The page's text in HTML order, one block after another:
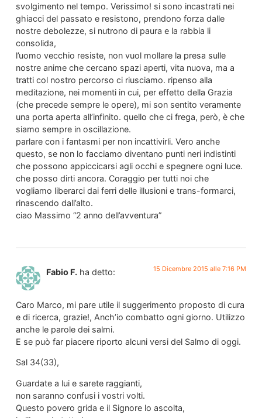
svolgimento nel tempo. Verissimo! si sono incastrati nei
ghiacci del passato e resistono, prendono forza dalle
nostre debolezze, si nutrono di paura e la rabbia li
consolida,
l’uomo vecchio resiste, non vuol mollare la presa sulle
nostre anime che cercano spazi aperti, vita nuova, ma a
tratti col nostro percorso ci riusciamo. ripenso alla
meditazione, nei momenti in cui, per effetto della Grazia
(che precede sempre le opere), mi son sentito veramente
una porta aperta all’infinito. quello che ci frega, però, è che
siamo sempre in oscillazione.
parlare con i fantasmi per non incattivirli. Vero anche
questo, se non lo facciamo diventano punti neri indistinti
che possono appiccicarsi agli occhi e spegnere ogni luce.
che posso dirti ancora. Coraggio per tutti noi che
vogliamo liberarci dai ferri delle illusioni e trans-formarci,
rinascendo dall’alto.
ciao Massimo “2 anno dell’avventura”
Fabio F. ha detto: 15 Dicembre 2015 alle 7:16 PM
Caro Marco, mi pare utile il suggerimento proposto di cura
e di ricerca, grazie!, Anch’io combatto ogni giorno. Utilizzo
anche le parole dei salmi.
E se può far piacere riporto alcuni versi del Salmo di oggi.
Sal 34(33),
Guardate a lui e sarete raggianti,
non saranno confusi i vostri volti.
Questo povero grida e il Signore lo ascolta,